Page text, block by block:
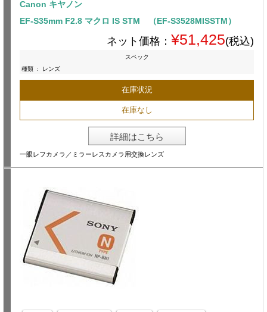
Canon キヤノン
EF-S35mm F2.8 マクロ IS STM （EF-S3528MISSTM）
ネット価格： ¥51,425(税込)
スペック
種類 : レンズ
在庫状況
在庫なし
詳細はこちら
一眼レフカメラ／ミラーレスカメラ用交換レンズ